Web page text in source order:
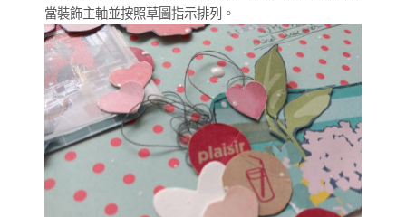
當裝飾主軸並按照草圖指示排列。